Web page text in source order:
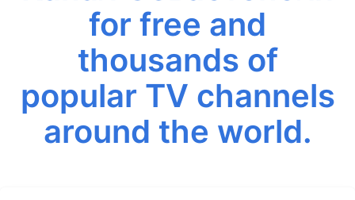
for free and
thousands of
popular TV channels
around the world.